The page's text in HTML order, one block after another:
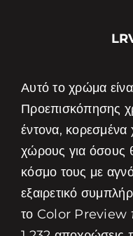
Αυτό το χρώμα
Προεπισκόπησης
έντονα,
χώρους για όσους
κόσμο τους με
εξαιρετικό
το Color Preview